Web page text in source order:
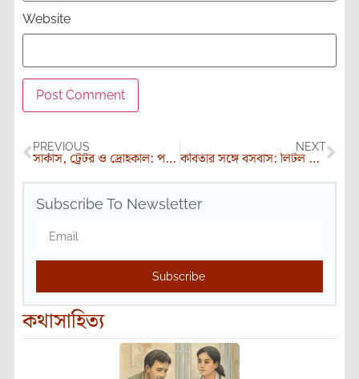
Website
PREVIOUS
সার্কাস, ট্রেটর ও দ্রোহকাল: পর্ব ৫
NEXT
কবিতার সঙ্গে বসবাস: লিটল ম্যাগ থেকে…
Subscribe To Newsletter
Subscribe
কথাসাহিত্য